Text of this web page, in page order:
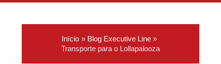
Início
Blog Executive Line
Transporte para o Lollapalooza